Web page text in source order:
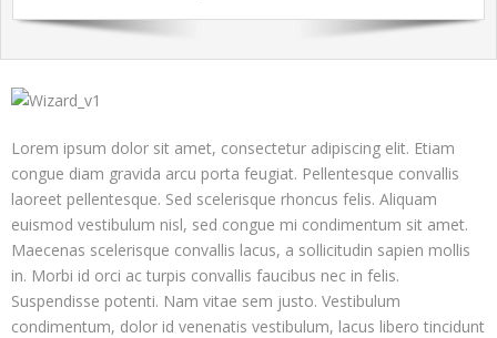
Contact
Lorem ipsum dolor sit amet, consectetur adipiscing elit. Etiam
congue diam gravida arcu porta feugiat. Pellentesque convallis
laoreet pellentesque. Sed scelerisque rhoncus felis. Aliquam
euismod vestibulum nisl, sed congue mi condimentum sit amet.
Maecenas scelerisque convallis lacus, a sollicitudin sapien mollis
in. Morbi id orci ac turpis convallis faucibus nec in felis.
Suspendisse potenti. Nam vitae sem justo. Vestibulum
condimentum, dolor id venenatis vestibulum, lacus libero tincidunt